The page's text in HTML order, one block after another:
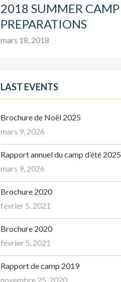
2018 SUMMER CAMP
PREPARATIONS
mars 18, 2018
LAST EVENTS
Brochure de Noël 2025
mars 9, 2026
Rapport annuel du camp d’été 2025
mars 9, 2026
Brochure 2020
février 5, 2021
Brochure 2020
février 5, 2021
Rapport de camp 2019
novembre 25, 2020